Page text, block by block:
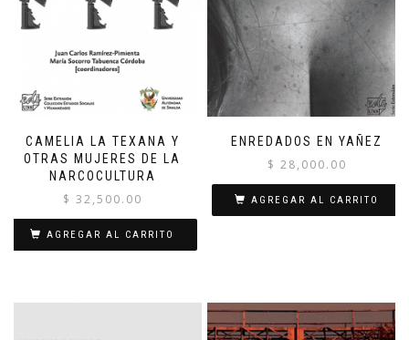
CAMELIA LA TEXANA Y
OTRAS MUJERES DE LA
NARCOCULTURA
$ 32,500.00
AGREGAR AL CARRITO
ENREDADOS EN YAÑEZ
$ 28,000.00
AGREGAR AL CARRITO